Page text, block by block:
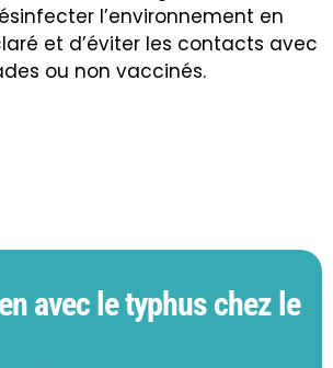
l’environnement en
et d’éviter les contacts avec
ou non vaccinés.
avec le typhus chez le